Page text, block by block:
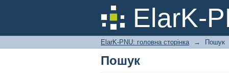
ElarK-
Пошук
ElarK-PNU: головна сторінка → Пошук
Пошук